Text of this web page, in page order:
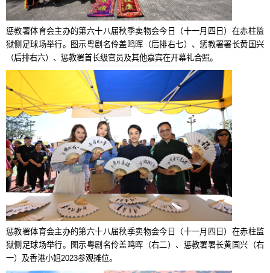
惩教署体育会主办的第六十八届秋季卖物会今日（十一月四日）在赤柱监
狱侧足球场举行。图示粤剧名伶盖鸣晖（后排右七）、惩教署署长黄国兴
（后排右六）、惩教署首长级官员及其他嘉宾在开幕礼合照。
惩教署体育会主办的第六十八届秋季卖物会今日（十一月四日）在赤柱监
狱侧足球场举行。图示粤剧名伶盖鸣晖（右二）、惩教署署长黄国兴（右
一）及香港小姐2023参观摊位。